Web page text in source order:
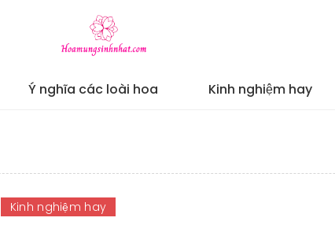
Ý nghĩa các loài hoa Kinh nghiệm hay
Kinh nghiệm hay